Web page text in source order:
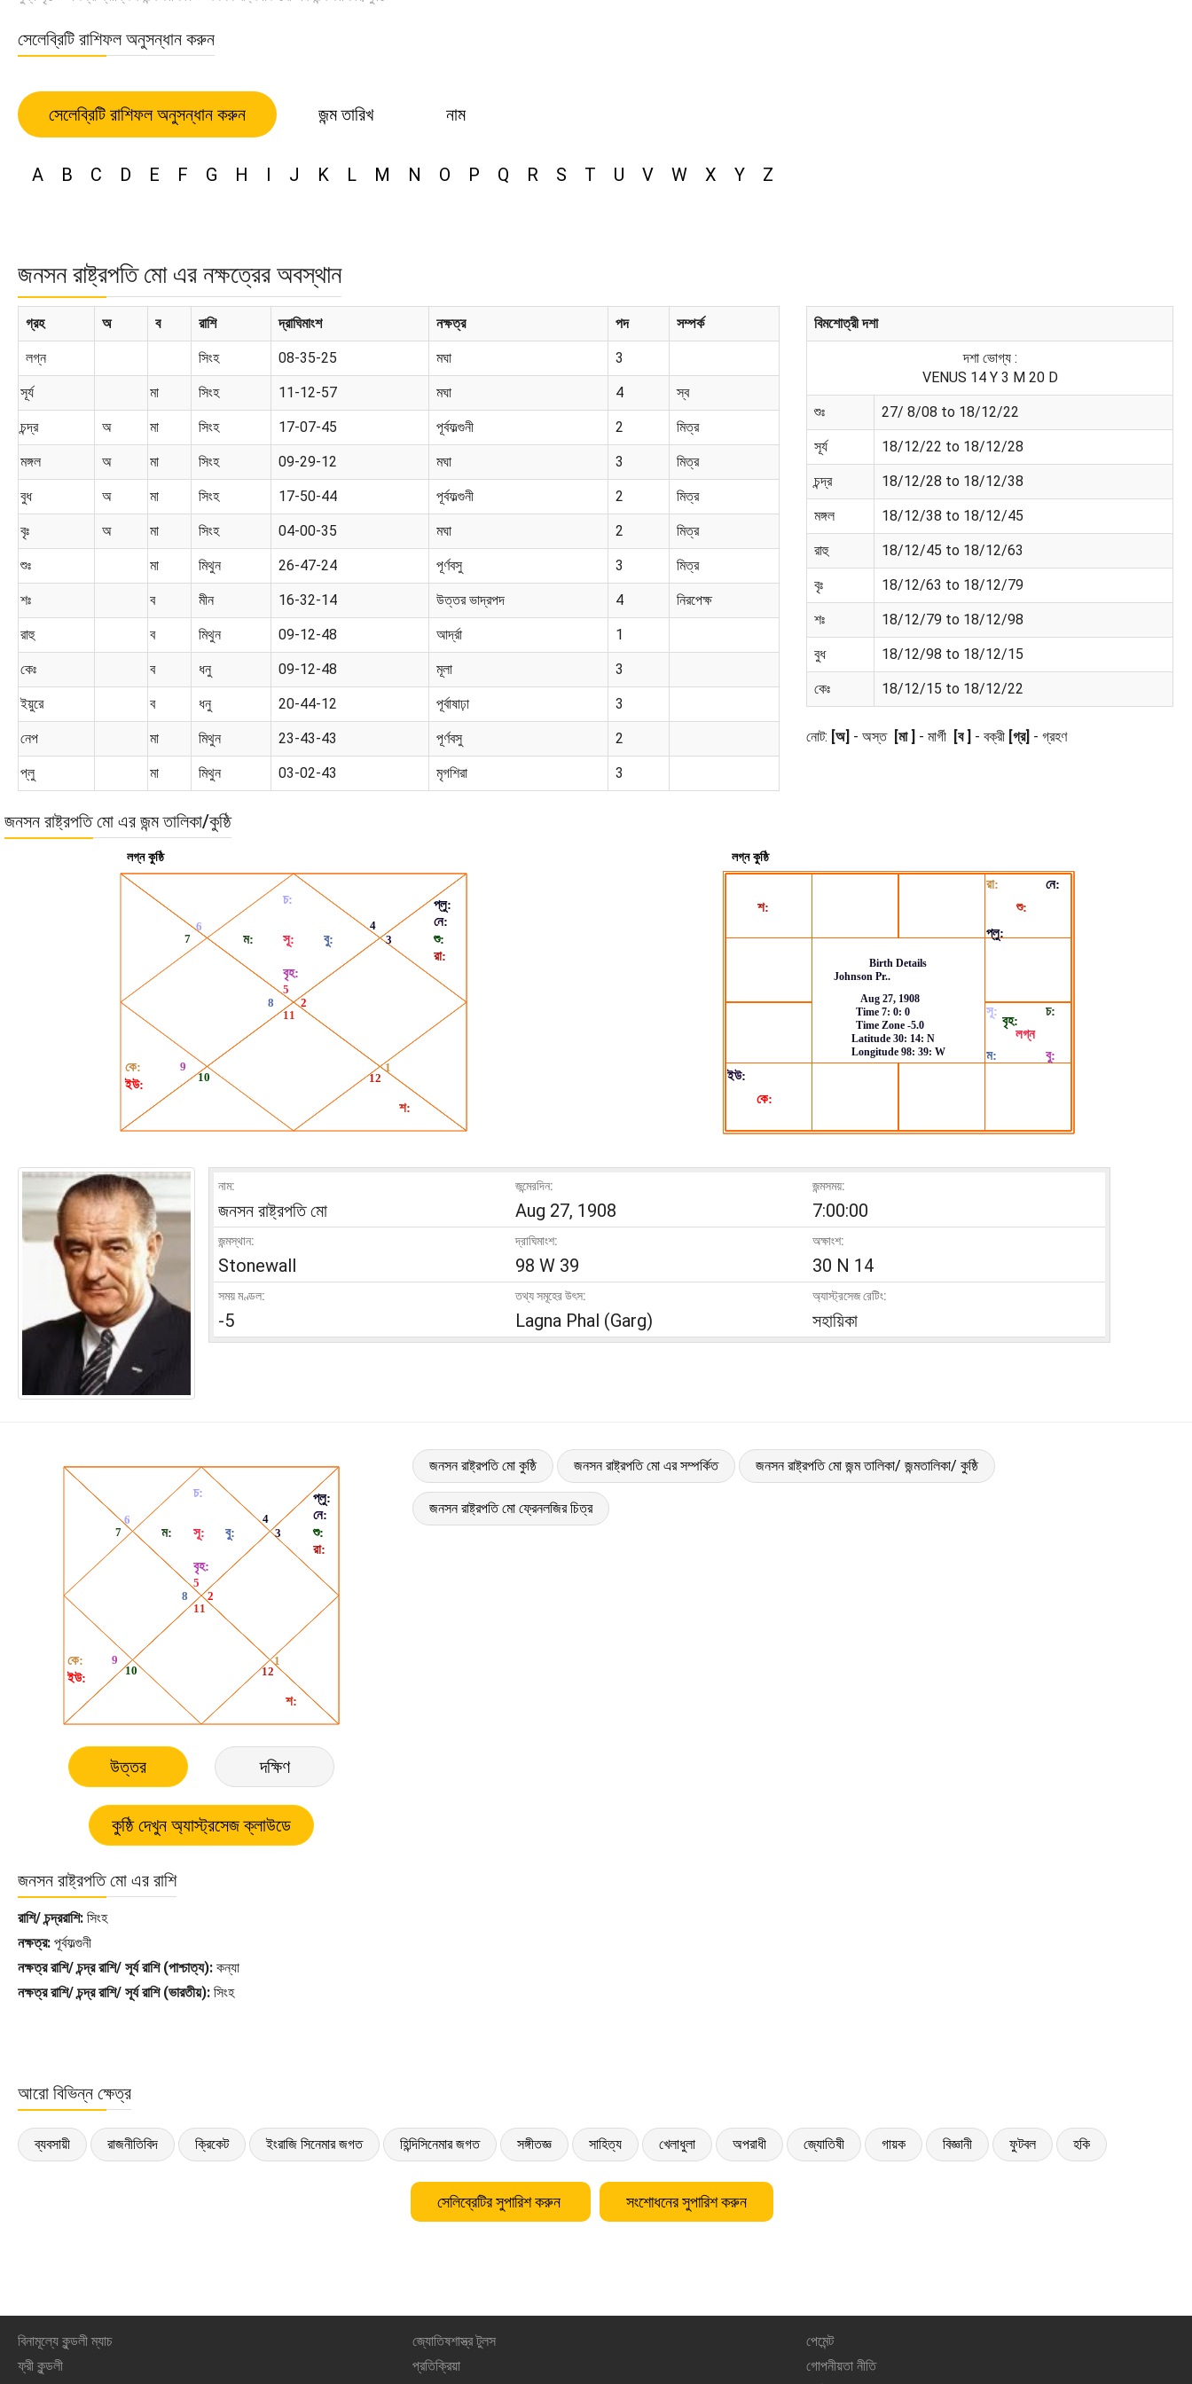
সেলেব্রিটি রাশিফল অনুসন্ধান করুন
সেলেব্রিটি রাশিফল অনুসন্ধান করুন জন্ম তারিখ নাম
A B C D E F G H I J K L M N O P Q R S T U V W X Y Z
জনসন রাষ্ট্রপতি মো এর নক্ষত্রের অবস্থান
গ্রহ অ ব রাশি দ্রাঘিমাংশ নক্ষত্র পদ সম্পর্ক
লগ্ন সিংহ 08-35-25 মঘা 3
সূর্য মা সিংহ 11-12-57 মঘা 4 স্ব
চন্দ্র অ মা সিংহ 17-07-45 পূর্বফল্গুনী 2 মিত্র
মঙ্গল অ মা সিংহ 09-29-12 মঘা 3 মিত্র
বুধ অ মা সিংহ 17-50-44 পূর্বফল্গুনী 2 মিত্র
বৃঃ অ মা সিংহ 04-00-35 মঘা 2 মিত্র
শুঃ মা মিথুন 26-47-24 পূর্ণবসু 3 মিত্র
শঃ ব মীন 16-32-14 উত্তর ভাদ্রপদ 4 নিরপেক্ষ
রাহু ব মিথুন 09-12-48 আর্দ্রা 1
কেঃ ব ধনু 09-12-48 মূলা 3
ইয়ুরে ব ধনু 20-44-12 পূর্বাষাঢ়া 3
নেপ মা মিথুন 23-43-43 পূর্ণবসু 2
প্লু মা মিথুন 03-02-43 মৃগশিরা 3
বিমশোত্রী দশা
দশা ভোগ্য :
VENUS 14 Y 3 M 20 D
শুঃ 27/ 8/08 to 18/12/22
সূর্য 18/12/22 to 18/12/28
চন্দ্র 18/12/28 to 18/12/38
মঙ্গল 18/12/38 to 18/12/45
রাহু 18/12/45 to 18/12/63
বৃঃ 18/12/63 to 18/12/79
শঃ 18/12/79 to 18/12/98
বুধ 18/12/98 to 18/12/15
কেঃ 18/12/15 to 18/12/22
নোট: [অ] - অস্ত [মা ] - মার্গী [ব ] - বক্রী [গ্র] - গ্রহণ
জনসন রাষ্ট্রপতি মো এর জন্ম তালিকা/কুষ্ঠি
নাম:
জনসন রাষ্ট্রপতি মো
জন্মেরদিন:
Aug 27, 1908
জন্মসময়:
7:00:00
জন্মস্থান:
Stonewall
দ্রাঘিমাংশ:
98 W 39
অক্ষাংশ:
30 N 14
সময় মণ্ডল:
-5
তথ্য সমূহের উৎস:
Lagna Phal (Garg)
অ্যাস্ট্রসেজ রেটিং:
সহায়িকা
উত্তর দক্ষিণ
জনসন রাষ্ট্রপতি মো কুষ্ঠি জনসন রাষ্ট্রপতি মো এর সম্পর্কিত জনসন রাষ্ট্রপতি মো জন্ম তালিকা/ জন্মতালিকা/ কুষ্ঠি
জনসন রাষ্ট্রপতি মো ফ্রেনলজির চিত্র
জনসন রাষ্ট্রপতি মো এর রাশি
রাশি/ চন্দ্ররাশি: সিংহ
নক্ষত্র: পূর্বফল্গুনী
নক্ষত্র রাশি/ চন্দ্র রাশি/ সূর্য রাশি (পাশ্চাত্য): কন্যা
নক্ষত্র রাশি/ চন্দ্র রাশি/ সূর্য রাশি (ভারতীয়): সিংহ
আরো বিভিন্ন ক্ষেত্র
ব্যবসায়ী রাজনীতিবিদ ক্রিকেট ইংরাজি সিনেমার জগত হিন্দিসিনেমার জগত সঙ্গীতজ্ঞ সাহিত্য খেলাধুলা অপরাধী জ্যোতিষী গায়ক বিজ্ঞানী ফুটবল হকি
সেলিব্রেটির সুপারিশ করুন সংশোধনের সুপারিশ করুন
বিনামূল্যে কুন্ডলী ম্যাচ
ফ্রী কুন্ডলী
জ্যোতিষশাস্ত্র টুলস
প্রতিক্রিয়া
পেমেন্ট
গোপনীয়তা নীতি